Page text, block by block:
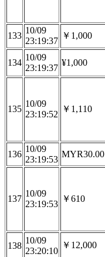
133
10/09
23:19:37
￥1,000
134
10/09
23:19:37
¥1,000
135
10/09
23:19:52
￥1,110
136
10/09
23:19:53
MYR30.00
137
10/09
23:19:53
￥610
138
10/09
23:20:10
￥12,000